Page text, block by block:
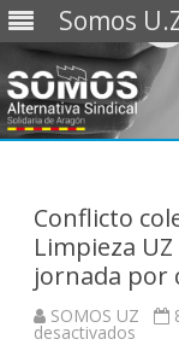
Somos
Conflicto
Limpieza
jornada por
SOMOS UZ
desactivados